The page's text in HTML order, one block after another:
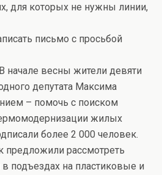
для которых не нужны линии,
письмо с просьбой
начале весны жители девяти
депутата Максима
– помочь с поиском
жилых
более 2 000 человек.
рассмотреть
подъездах на пластиковые и